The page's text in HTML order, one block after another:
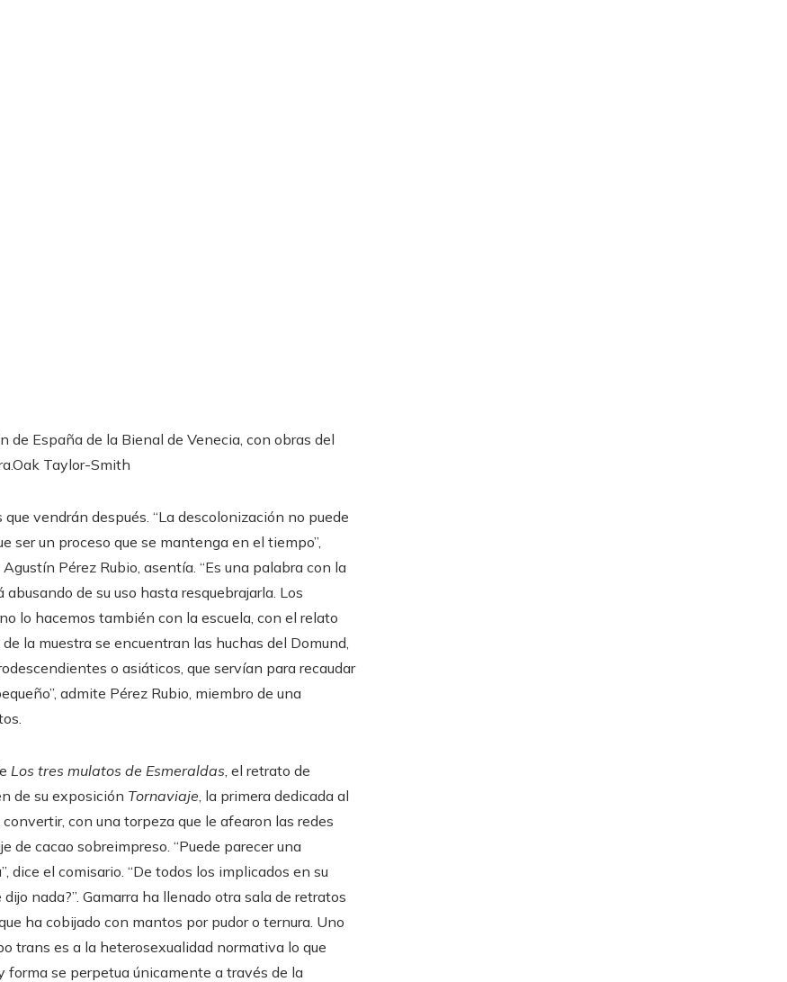
de España de la Bienal de Venecia, con obras del
Oak Taylor-Smith
vendrán después. “La descolonización no puede
ser un proceso que se mantenga en el tiempo”,
Pérez Rubio, asentía. “Es una palabra con la
de su uso hasta resquebrajarla. Los
lo hacemos también con la escuela, con el relato
la muestra se encuentran las huchas del Domund,
o asiáticos, que servían para recaudar
admite Pérez Rubio, miembro de una
Los tres mulatos de Esmeraldas, el retrato de
de su exposición Tornaviaje, la primera dedicada al
con una torpeza que le afearon las redes
cacao sobreimpreso. “Puede parecer una
dice el comisario. “De todos los implicados en su
nada?”. Gamarra ha llenado otra sala de retratos
ha cobijado con mantos por pudor o ternura. Uno
trans es a la heterosexualidad normativa lo que
se perpetua únicamente a través de la